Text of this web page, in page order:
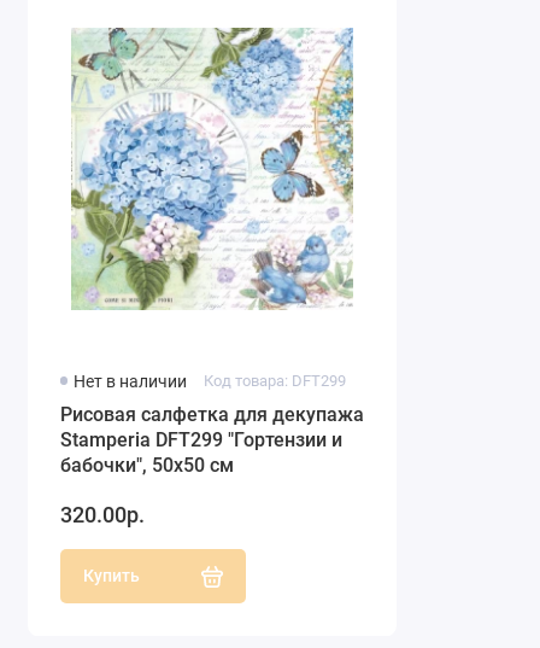
Нет в наличии Код товара: DFT299
Рисовая салфетка для декупажа
Stamperia DFT299 "Гортензии и
бабочки", 50х50 см
320.00р.
Купить